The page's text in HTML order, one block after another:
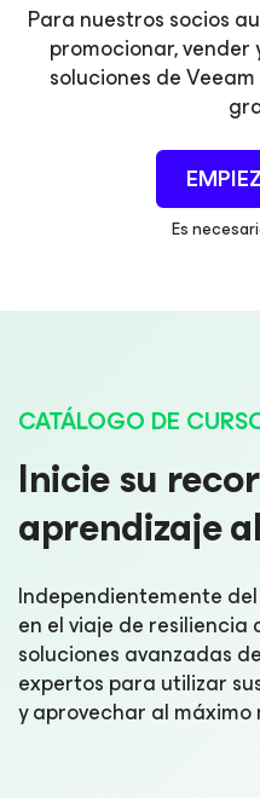
Para nuestros socios
promocionar,
soluciones de
Es
CATÁLOGO DE
Inicie su
aprendizaje
Independientemente
en el viaje de resiliencia
soluciones avanzadas
expertos para utilizar
y aprovechar al